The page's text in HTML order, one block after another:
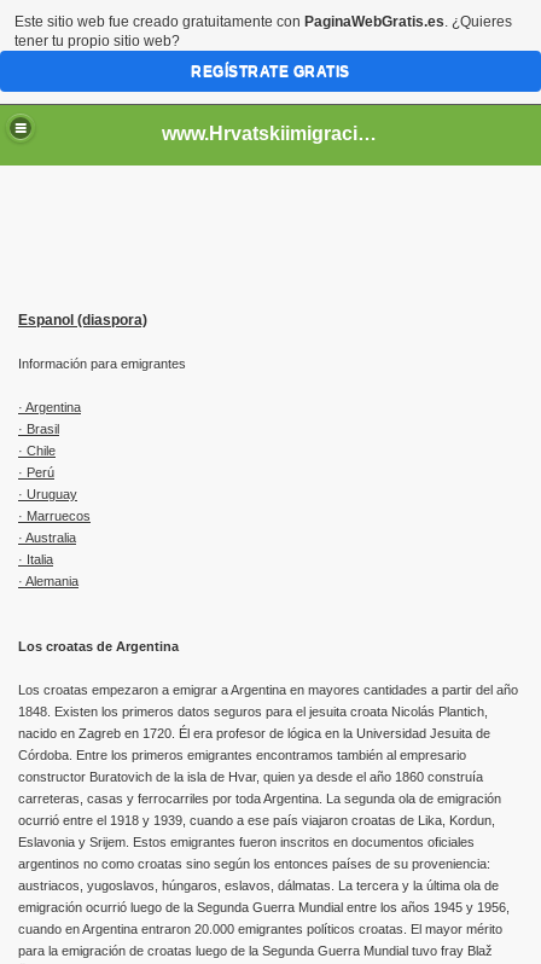
www.Hrvatskiimigracije.es.tl
Espanol (diaspora)
Información para emigrantes
· Argentina
· Brasil
· Chile
· Perú
· Uruguay
· Marruecos
· Australia
· Italia
· Alemania
Los croatas de Argentina
Los croatas empezaron a emigrar a Argentina en mayores cantidades a partir del año
1848. Existen los primeros datos seguros para el jesuita croata Nicolás Plantich,
nacido en Zagreb en 1720. Él era profesor de lógica en la Universidad Jesuita de
Córdoba. Entre los primeros emigrantes encontramos también al empresario
constructor Buratovich de la isla de Hvar, quien ya desde el año 1860 construía
carreteras, casas y ferrocarriles por toda Argentina. La segunda ola de emigración
ocurrió entre el 1918 y 1939, cuando a ese país viajaron croatas de Lika, Kordun,
Eslavonia y Srijem. Estos emigrantes fueron inscritos en documentos oficiales
argentinos no como croatas sino según los entonces países de su proveniencia:
austriacos, yugoslavos, húngaros, eslavos, dálmatas. La tercera y la última ola de
emigración ocurrió luego de la Segunda Guerra Mundial entre los años 1945 y 1956,
cuando en Argentina entraron 20.000 emigrantes políticos croatas. El mayor mérito
para la emigración de croatas luego de la Segunda Guerra Mundial tuvo fray Blaž
Este sitio web fue creado gratuitamente con PaginaWebGratis.es. ¿Quieres
tener tu propio sitio web?
REGÍSTRATE GRATIS